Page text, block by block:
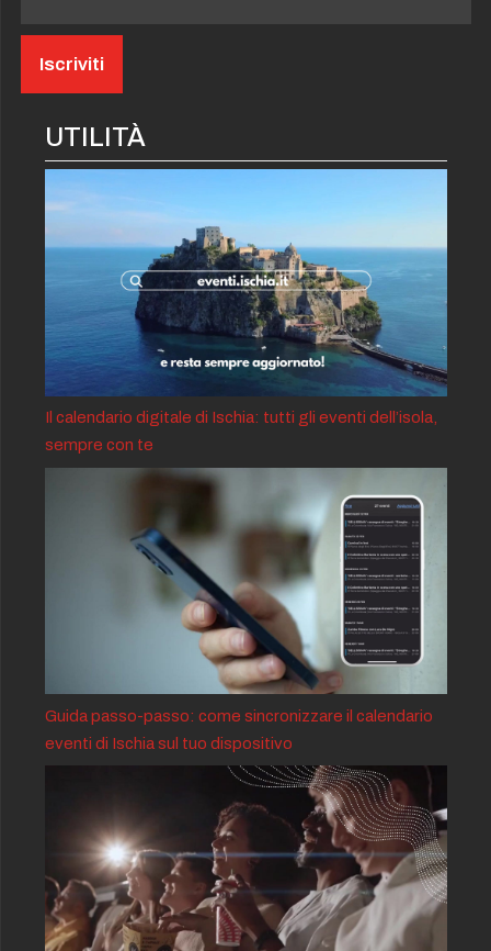
UTILITÀ
Il calendario digitale di Ischia: tutti gli eventi dell’isola,
sempre con te
Guida passo-passo: come sincronizzare il calendario
eventi di Ischia sul tuo dispositivo